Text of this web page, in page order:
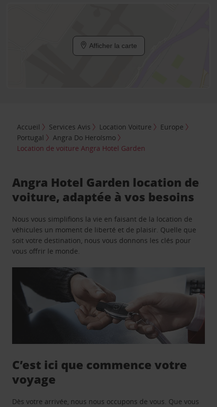
Afficher la carte
Accueil Services Avis Location Voiture
Europe
Portugal
Angra Do Heroísmo
Location de voiture Angra Hotel Garden
Angra Hotel Garden location de
voiture, adaptée à vos besoins
Nous vous simplifions la vie en faisant de la location de
véhicules un moment de liberté et de plaisir. Quelle que
soit votre destination, nous vous donnons les clés pour
vous offrir le monde.
C’est ici que commence votre
voyage
Dès votre arrivée, nous nous occupons de vous. Que vous